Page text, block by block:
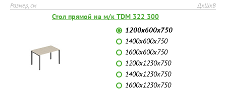
Размер, см ДхШхВ
Стол прямой на м/к TDM 322 300
1200x600x750
1400x600x750
1600x600x750
1200x1230x750
1400x1230x750
1600x1230x750